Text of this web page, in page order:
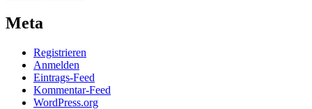
Meta
Registrieren
Anmelden
Eintrags-Feed
Kommentar-Feed
WordPress.org